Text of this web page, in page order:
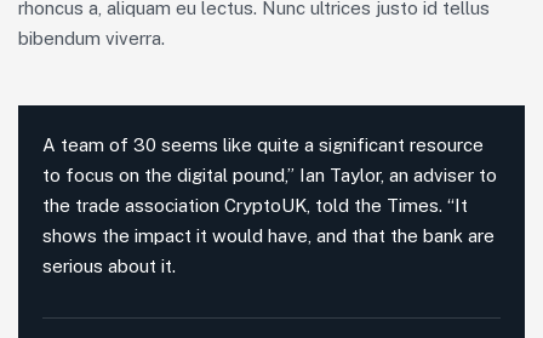
rhoncus a, aliquam eu lectus. Nunc ultrices justo id tellus
bibendum viverra.
A team of 30 seems like quite a significant resource
to focus on the digital pound,” Ian Taylor, an adviser to
the trade association CryptoUK, told the Times. “It
shows the impact it would have, and that the bank are
serious about it.